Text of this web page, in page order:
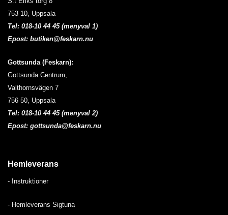
kan
väljas
753 10, Uppsala
Tel: 018-10 44 45 (menyval 1)
Epost: butiken@feskarn.nu
Gottsunda (Feskarn):
Gottsunda Centrum,
Valthornsvägen 7
756 50, Uppsala
Tel: 018-10 44 45 (menyval 2)
Epost: gottsunda@feskarn.nu
Hemleverans
- Instruktioner
- Hemleverans Sigtuna